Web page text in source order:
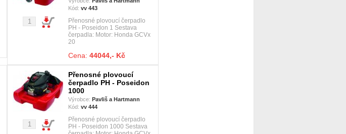
Kód: vv 443
Přenosné plovoucí čerpadlo
PH - Poseidon 1 Sestava
čerpadla: Motor: Honda GCVx
20
Cena: 44044,- Kč
Přenosné plovoucí
čerpadlo PH - Poseidon
1000
Výrobce: Pavliš a Hartmann
Kód: vv 444
Přenosné plovoucí čerpadlo
PH - Poseidon 1000 Sestava